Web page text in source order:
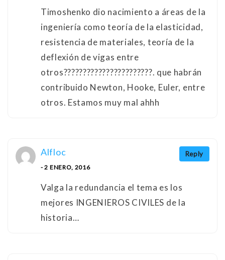
Timoshenko dio nacimiento a áreas de la
ingeniería como teoría de la elasticidad,
resistencia de materiales, teoría de la
deflexión de vigas entre
otros???????????????????????. que habrán
contribuido Newton, Hooke, Euler, entre
otros. Estamos muy mal ahhh
Reply
Alfloc
- 2 ENERO, 2016
Valga la redundancia el tema es los
mejores INGENIEROS CIVILES de la
historia…